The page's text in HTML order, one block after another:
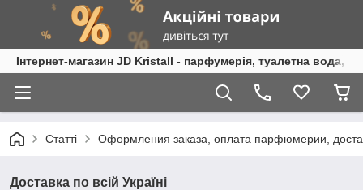
Інтернет-магазин JD Kristall - парфумерія, туалетна вода,
Статті Оформления заказа, оплата парфюмерии,
Доставка по всій Україні